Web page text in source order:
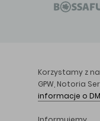
Korzystamy z
GPW, Notoria
informacje o DM